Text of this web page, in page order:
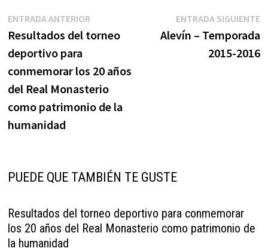
Navegación
de
entradas
ENTRADA ANTERIOREntrada
anterior:
Resultados del torneo
deportivo para
conmemorar los 20 años
del Real Monasterio
como patrimonio de la
humanidad
ENTRADA SIGUIENTE
Alevín – Temporada
2015-2016
PUEDE QUE TAMBIÉN TE GUSTE
Resultados del torneo deportivo para conmemorar
los 20 años del Real Monasterio como patrimonio de
la humanidad